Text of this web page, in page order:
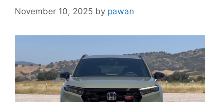
November 10, 2025 by pawan